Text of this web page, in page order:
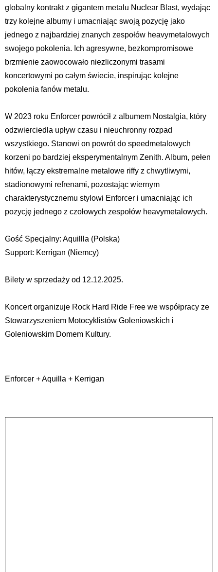
globalny kontrakt z gigantem metalu Nuclear Blast, wydając
trzy kolejne albumy i umacniając swoją pozycję jako
jednego z najbardziej znanych zespołów heavymetalowych
swojego pokolenia. Ich agresywne, bezkompromisowe
brzmienie zaowocowało niezliczonymi trasami
koncertowymi po całym świecie, inspirując kolejne
pokolenia fanów metalu.
W 2023 roku Enforcer powrócił z albumem Nostalgia, który
odzwierciedla upływ czasu i nieuchronny rozpad
wszystkiego. Stanowi on powrót do speedmetalowych
korzeni po bardziej eksperymentalnym Zenith. Album, pełen
hitów, łączy ekstremalne metalowe riffy z chwytliwymi,
stadionowymi refrenami, pozostając wiernym
charakterystycznemu stylowi Enforcer i umacniając ich
pozycję jednego z czołowych zespołów heavymetalowych.
Gość Specjalny: Aquillla (Polska)
Support: Kerrigan (Niemcy)
Bilety w sprzedaży od 12.12.2025.
Koncert organizuje Rock Hard Ride Free we współpracy ze
Stowarzyszeniem Motocyklistów Goleniowskich i
Goleniowskim Domem Kultury.
Enforcer + Aquilla + Kerrigan